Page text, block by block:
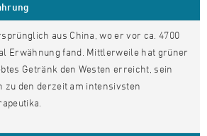
aus China, wo er vor ca. 4700
Erwähnung fand. Mittlerweile hat grüner
Getränk den Westen erreicht, sein
zu den derzeit am intensivsten